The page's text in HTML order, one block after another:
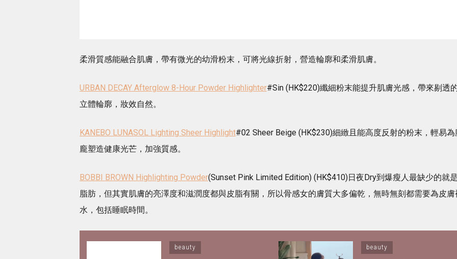
柔滑質感能融合肌膚，帶有微光的幼滑粉末，可將光線折射，營造輪廓和柔滑肌膚。
URBAN DECAY Afterglow 8-Hour Powder Highlighter#Sin (HK$220)纖細粉末能提升肌膚光感，帶來剔透
立體輪廓，妝效自然。
KANEBO LUNASOL Lighting Sheer Highlight#02 Sheer Beige (HK$230)細緻且能高度反射的粉末，輕易為
龐塑造健康光芒，加強質感。
BOBBI BROWN Highlighting Powder(Sunset Pink Limited Edition) (HK$410)日夜Dry到爆瘦人最缺少的就是
脂肪，但其實肌膚的亮澤度和滋潤度都與皮脂有關，所以骨感女的膚質大多偏乾，無時無刻都需要為皮膚
水，包括睡眠時間。
beauty beauty